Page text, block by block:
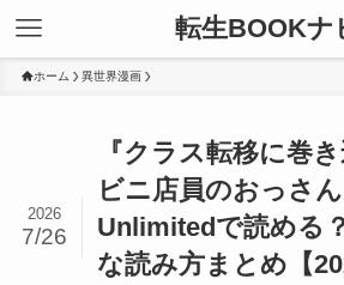
転生BOOKナ
ホーム 異世界漫画
『クラス転移に巻
ビニ店員のおっさ
Unlimitedで読める
な読み方まとめ【
2026
7/26